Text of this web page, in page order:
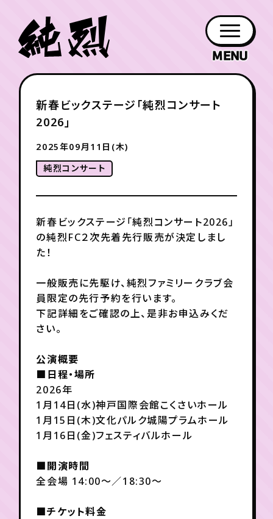
お知らせ
NEWS
日程 チケット
紹介
PROFILE
作品 日記
グッズ
GOODS
ホーム
ファン
年会員制ファンクラブ
チケット
TICKET FC NEWS MOVIE
チケット お知らせ
月会員制ファンクラブ
新春ビックステージ「純烈コンサート
2026」
2025年09月11日(木)
純烈コンサート
新春ビックステージ「純烈コンサート2026」
の純烈FC２次先着先行販売が決定しまし
た！
一般販売に先駆け、純烈ファミリークラブ会
員限定の先行予約を行います。
下記詳細をご確認の上、是非お申込みくだ
さい。
公演概要
■日程・場所
2026年
1月14日(水)神戸国際会館こくさいホール
1月15日(木)文化パルク城陽プラムホール
1月16日(金)フェスティバルホール
■開演時間
全会場 14:00～／18:30～
■チケット料金